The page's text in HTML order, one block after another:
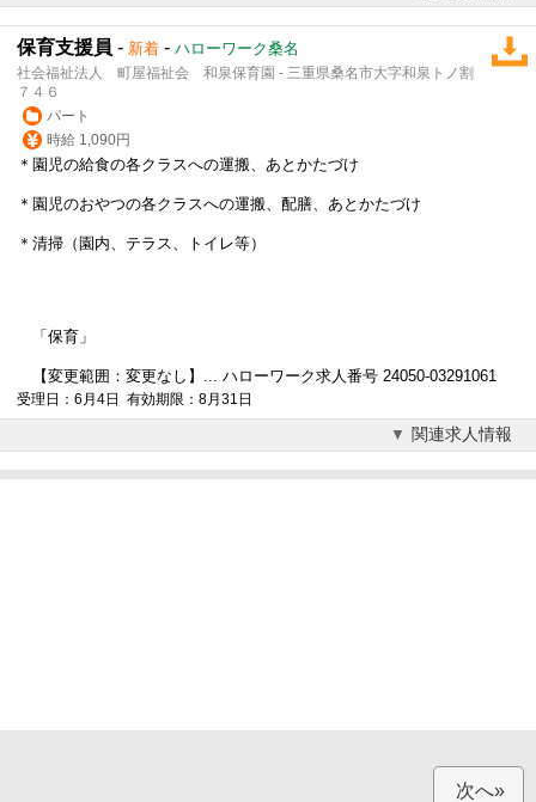
保育支援員 - 新着 - ハローワーク桑名
社会福祉法人 町屋福祉会 和泉保育園 - 三重県桑名市大字和泉トノ割
７４６
パート
時給 1,090円
＊園児の給食の各クラスへの運搬、あとかたづけ
＊園児のおやつの各クラスへの運搬、配膳、あとかたづけ
＊清掃（園内、テラス、トイレ等）
「保育」
【変更範囲：変更なし】... ハローワーク求人番号 24050-03291061
受理日：6月4日 有効期限：8月31日
関連求人情報
次へ»